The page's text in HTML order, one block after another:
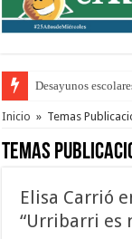
Desayunos
“La Feria en tu
Inicio » Temas
Temas
Elisa Carrió
“Urribarri es